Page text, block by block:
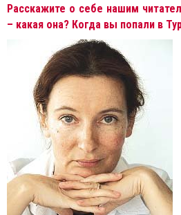
Расскажите о себе нашим
– какая она? Когда вы попали в